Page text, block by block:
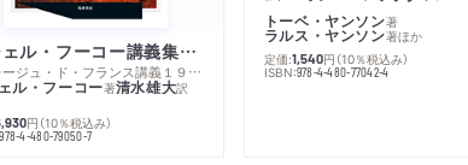
ミシェル・フーコー講義集成１０ 主体性と真理
─コレージュ・ド・フランス講義１９８０－１９８１年度
ル・フーコー著清水雄大訳
円 （10％税込み）
978-4-480-79050-7
トーベ・ヤンソン著
ラルス・ヤンソン著ほか
定価:1,540円 （10％税込み）
ISBN:978-4-480-77042-4